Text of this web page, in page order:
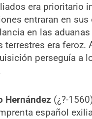
era prioritario
entraran en
en las
terrestres era feroz.
perseguía a
Hernández (¿?-
español